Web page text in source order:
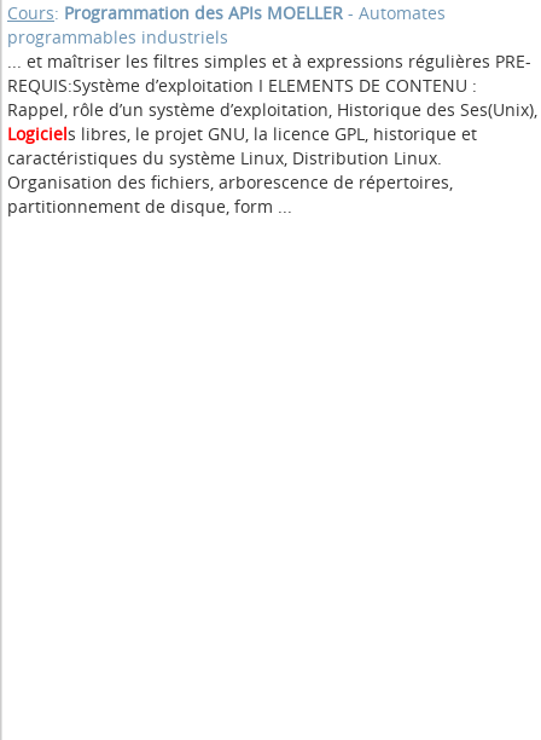
Cours: Programmation des APIs MOELLER - Automates
programmables industriels
... et maîtriser les filtres simples et à expressions régulières PRE-
REQUIS:Système d’exploitation I ELEMENTS DE CONTENU :
Rappel, rôle d’un système d’exploitation, Historique des Ses(Unix),
Logiciels libres, le projet GNU, la licence GPL, historique et
caractéristiques du système Linux, Distribution Linux.
Organisation des fichiers, arborescence de répertoires,
partitionnement de disque, form ...